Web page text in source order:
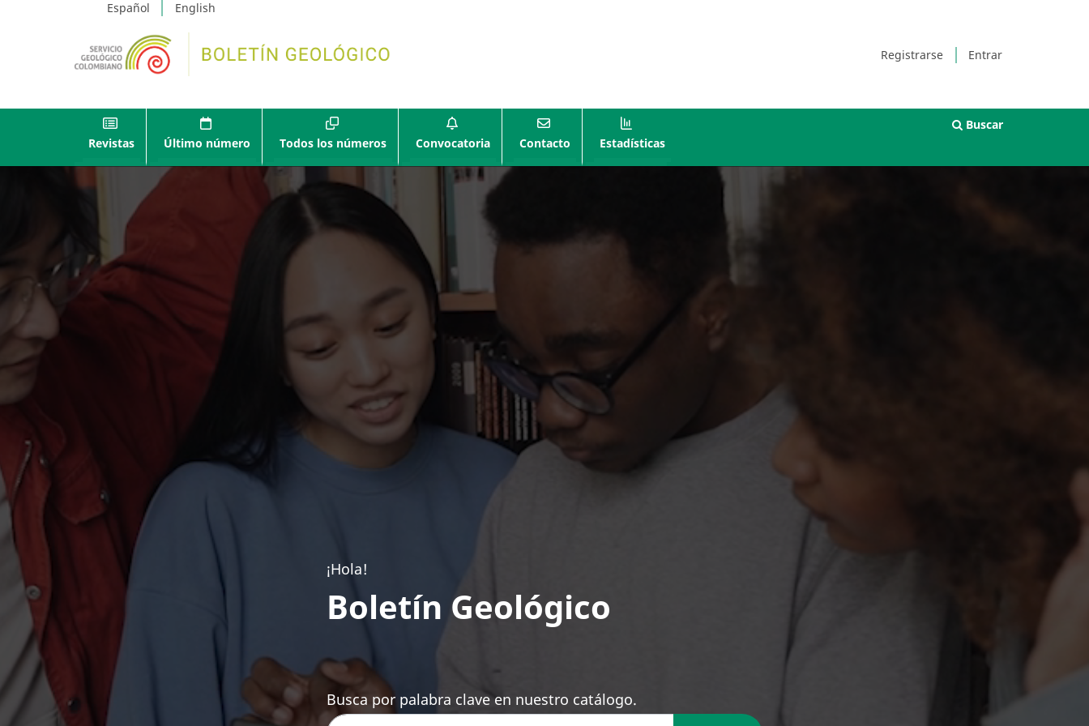
Español English
Registrarse Entrar
Revistas Último número Todos los números Convocatoria Contacto Estadísticas
Buscar
¡Hola!
Boletín Geológico
Busca por palabra clave en nuestro catálogo.